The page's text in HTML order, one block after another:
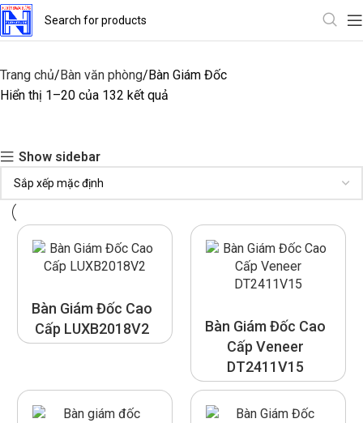
Trang chủ Bàn văn phòng Bàn Giám Đốc
Hiển thị 1–20 của 132 kết quả
Show sidebar
Bàn Giám Đốc Cao
Cấp LUXB2018V2
Bàn Giám Đốc Cao
Cấp Veneer
DT2411V15